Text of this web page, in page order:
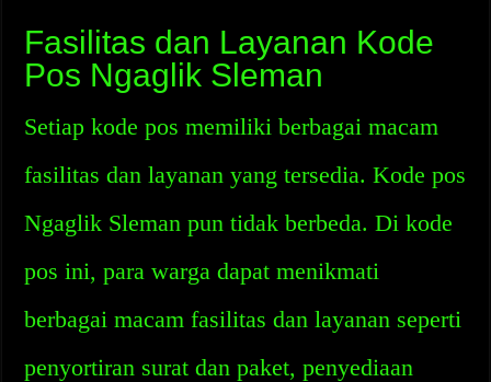
Fasilitas dan Layanan Kode
Pos Ngaglik Sleman
Setiap kode pos memiliki berbagai macam
fasilitas dan layanan yang tersedia. Kode pos
Ngaglik Sleman pun tidak berbeda. Di kode
pos ini, para warga dapat menikmati
berbagai macam fasilitas dan layanan seperti
penyortiran surat dan paket, penyediaan